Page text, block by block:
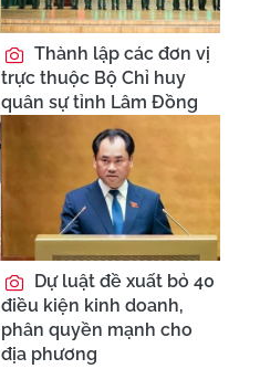
Thành lập các đơn vị
trực thuộc Bộ Chỉ huy
quân sự tỉnh Lâm Đồng
Dự luật đề xuất bỏ 40
điều kiện kinh doanh,
phân quyền mạnh cho
địa phương